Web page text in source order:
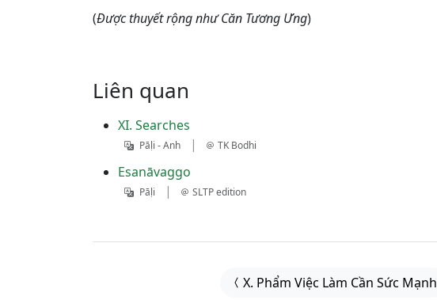
(Ðược thuyết rộng như Căn Tương Ưng)
Liên quan
XI. Searches
Pāḷi - Anh | TK Bodhi
Esanāvaggo
Pāḷi | SLTP edition
X. Phẩm Việc Làm Cần Sức Mạnh